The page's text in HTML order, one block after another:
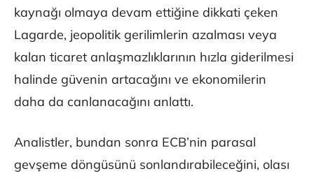
kaynağı olmaya devam ettiğine dikkati çeken
Lagarde, jeopolitik gerilimlerin azalması veya
kalan ticaret anlaşmazlıklarının hızla giderilmesi
halinde güvenin artacağını ve ekonomilerin
daha da canlanacağını anlattı.
Analistler, bundan sonra ECB’nin parasal
gevşeme döngüsünü sonlandırabileceğini, olası